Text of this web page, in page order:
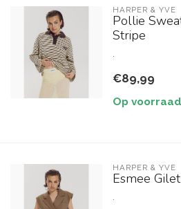
HARPER & YVE
Pollie
Stripe
€89,99
Op voorraad
HARPER & YVE
Esmee